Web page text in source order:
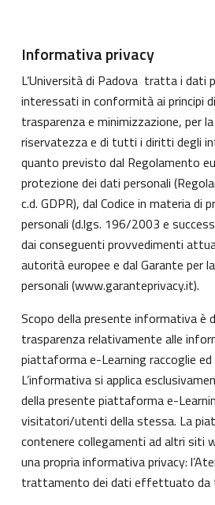
Informativa privacy
L’Università di Padova tratta i dati
interessati in conformità ai principi
trasparenza e minimizzazione, per
riservatezza e di tutti i diritti degli
quanto previsto dal Regolamento
protezione dei dati personali
c.d. GDPR), dal Codice in materia di
personali (d.lgs. 196/2003 e
dai conseguenti provvedimenti
autorità europee e dal Garante per
personali (www.garanteprivacy.it).
Scopo della presente informativa è
trasparenza relativamente alle
piattaforma e-Learning raccoglie
L’informativa si applica
della presente piattaforma e-
visitatori/utenti della stessa. La
contenere collegamenti ad altri siti
una propria informativa privacy:
trattamento dei dati effettuato da